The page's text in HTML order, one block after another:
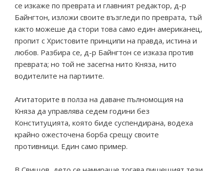
се изкаже по преврата и главният редактор, д-р
Байнгтон, изложи своите възгледи по преврата, тъй
както можеше да стори това само един американец,
пропит с Христовите принципи на правда, истина и
любов. Разбира се, д-р Байнгтон се изказа против
преврата; но той не засегна нито Княза, нито
водителите на партиите.
Агитаторите в полза на даване пълномощия на
Княза да управлява седем години без
Конституцията, която биде суспендирана, водеха
крайно ожесточена борба срещу своите
противници. Един само пример.